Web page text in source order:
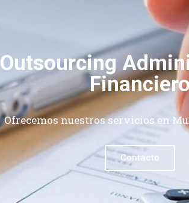
Outsourcing
Ofrecemos nuestros servicios en
Contacto